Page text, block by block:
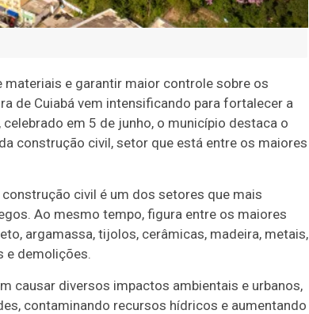
e garantir maior controle sobre os
de Cuiabá vem intensificando para fortalecer a
em 5 de junho, o município destaca o
construção civil, setor que está entre os maiores
civil é um dos setores que mais
Ao mesmo tempo, figura entre os maiores
argamassa, tijolos, cerâmicas, madeira, metais,
e demolições.
causar diversos impactos ambientais e urbanos,
contaminando recursos hídricos e aumentando